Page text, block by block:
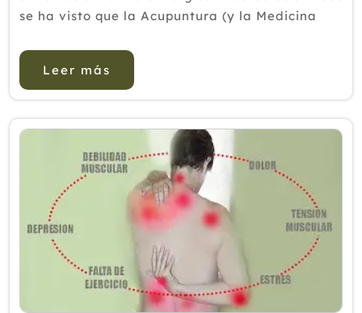
se ha visto que la Acupuntura (y la Medicina
tratamientos herbarios) alivia de forma
importante los dolores, la fatiga y...
Leer más